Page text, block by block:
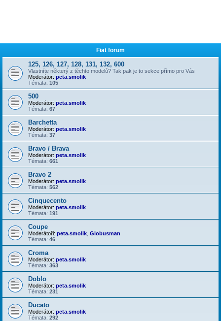
Fiat forum
125, 126, 127, 128, 131, 132, 600
Vlastníte některý z těchto modelů? Tak pak je to sekce přímo pro Vás
Moderátor: peta.smolik
Témata: 105
500
Moderátor: peta.smolik
Témata: 67
Barchetta
Moderátor: peta.smolik
Témata: 37
Bravo / Brava
Moderátor: peta.smolik
Témata: 661
Bravo 2
Moderátor: peta.smolik
Témata: 562
Cinquecento
Moderátor: peta.smolik
Témata: 191
Coupe
Moderátoři: peta.smolik Globusman
Témata: 46
Croma
Moderátor: peta.smolik
Témata: 363
Doblo
Moderátor: peta.smolik
Témata: 231
Ducato
Moderátor: peta.smolik
Témata: 292